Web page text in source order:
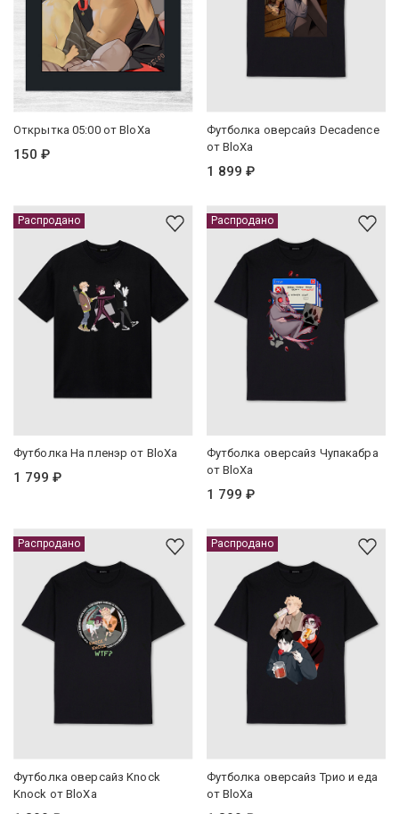
Открытка 05:00 от BloXa
150 ₽
Футболка оверсайз Decadence
от BloXa
1 899 ₽
Распродано
Футболка На пленэр от BloXa
1 799 ₽
Распродано
Футболка оверсайз Чупакабра
от BloXa
1 799 ₽
Распродано
Футболка оверсайз Knock
Knock от BloXa
Распродано
Футболка оверсайз Трио и еда
от BloXa